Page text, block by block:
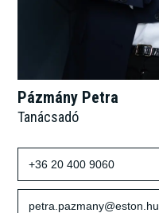
Pázmány Petra
Tanácsadó
+36 20 400 9060
petra.pazmany@eston.hu